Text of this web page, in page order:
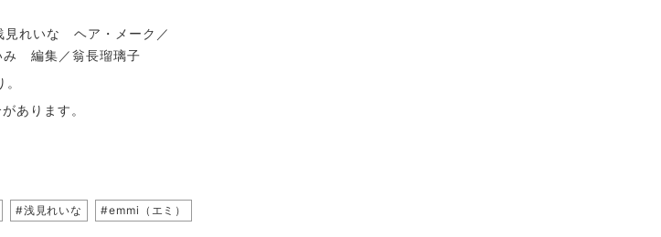
れいな ヘア・メーク／
編集／翁長瑠璃子
あります。
#浅見れいな #emmi（エミ）